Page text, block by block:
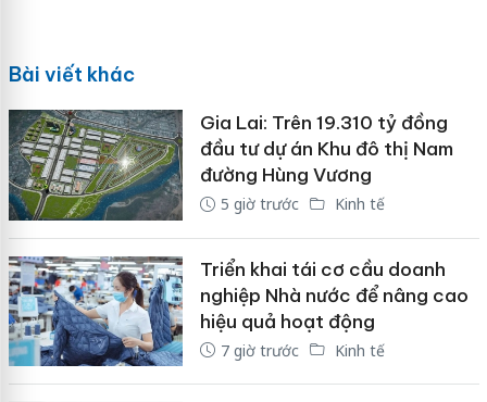
Bài viết khác
Gia Lai: Trên 19.310 tỷ đồng
đầu tư dự án Khu đô thị Nam
đường Hùng Vương
5 giờ trước Kinh tế
Triển khai tái cơ cầu doanh
nghiệp Nhà nước để nâng cao
hiệu quả hoạt động
7 giờ trước Kinh tế